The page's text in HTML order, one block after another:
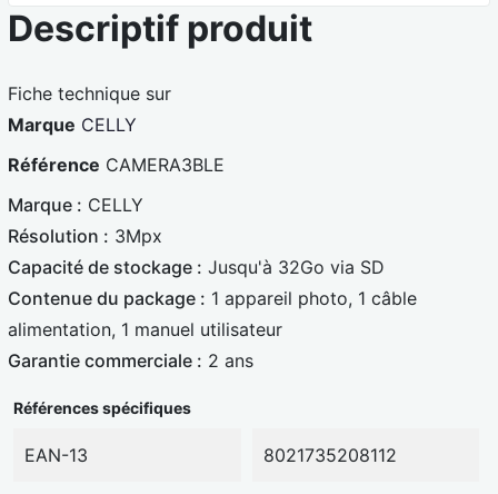
i
s
a
l
e
a
d
Descriptif produit
Fiche technique sur
Marque CELLY
Référence CAMERA3BLE
Marque : CELLY
Résolution : 3Mpx
Capacité de stockage : Jusqu'à 32Go via SD
Contenue du package : 1 appareil photo, 1 câble
alimentation, 1 manuel utilisateur
Garantie commerciale : 2 ans
Références spécifiques
EAN-13 8021735208112